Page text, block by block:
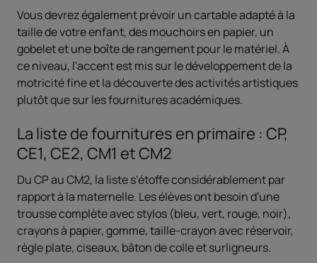
Vous devrez également prévoir un cartable adapté à la
taille de votre enfant, des mouchoirs en papier, un
gobelet et une boîte de rangement pour le matériel. À
ce niveau, l'accent est mis sur le développement de la
motricité fine et la découverte des activités artistiques
plutôt que sur les fournitures académiques.
La liste de fournitures en primaire : CP,
CE1, CE2, CM1 et CM2
Du CP au CM2, la liste s'étoffe considérablement par
rapport à la maternelle. Les élèves ont besoin d'une
trousse complète avec stylos (bleu, vert, rouge, noir),
crayons à papier, gomme, taille-crayon avec réservoir,
règle plate, ciseaux, bâton de colle et surligneurs.